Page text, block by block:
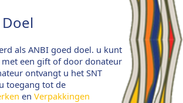
als ANBI goed doel. u kunt
een gift of door donateur
ontvangt u het SNT
toegang tot de
en Verpakkingen